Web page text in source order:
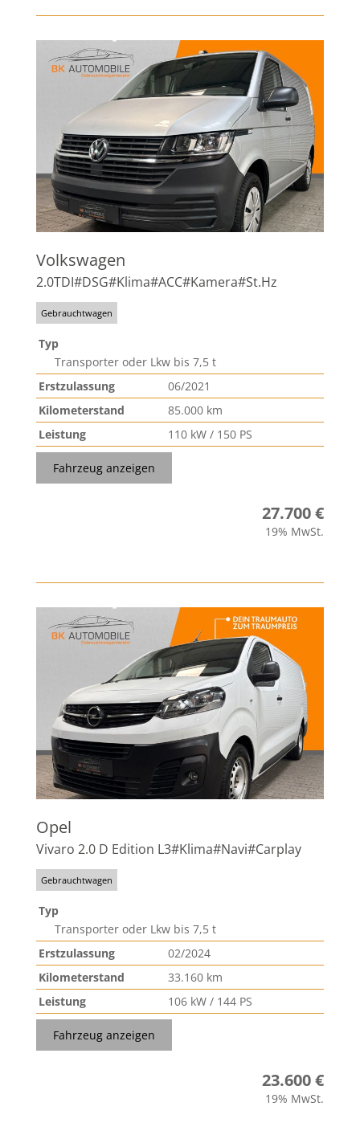
Volkswagen
2.0TDI#DSG#Klima#ACC#Kamera#St.Hz
Gebrauchtwagen
Typ
Transporter oder Lkw bis 7,5 t
Erstzulassung
06/2021
Kilometerstand
85.000 km
Leistung
110 kW / 150 PS
Fahrzeug anzeigen
27.700 €
19% MwSt.
Opel
Vivaro 2.0 D Edition L3#Klima#Navi#Carplay
Gebrauchtwagen
Typ
Transporter oder Lkw bis 7,5 t
Erstzulassung
02/2024
Kilometerstand
33.160 km
Leistung
106 kW / 144 PS
Fahrzeug anzeigen
23.600 €
19% MwSt.